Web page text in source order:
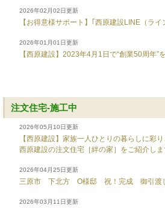
2026年02月02日更新
【お得意様サポート】｢西原建設LINE（ライ
2026年01月01日更新
【西原建設】2023年4月1日で“創業50周年”
注文住宅-施工中
2026年05月10日更新
【西原建設】家族一人ひとりの暮らしに彩
西原建設の注文住宅［絆の家］をご紹介し
2026年04月25日更新
三原市 下北方 O様邸 祝！完成 御引渡
2026年03月11日更新